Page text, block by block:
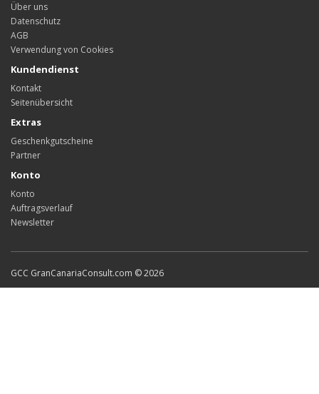
Über uns
Datenschutz
AGB
Verwendung von Cookies
Kundendienst
Kontakt
Seitenübersicht
Extras
Geschenkgutscheine
Partner
Konto
Konto
Auftragsverlauf
Newsletter
GCC GranCanariaConsult.com © 2026